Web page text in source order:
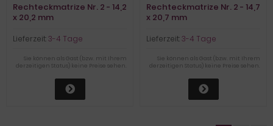
Rechteckmatrize Nr. 2 - 14,2
x 20,2 mm
Lieferzeit:3-4 Tage
Sie können als Gast (bzw. mit Ihrem
derzeitigen Status) keine Preise sehen.
Rechteckmatrize Nr. 2 - 14,7
x 20,7 mm
Lieferzeit:3-4 Tage
Sie können als Gast (bzw. mit Ihrem
derzeitigen Status) keine Preise sehen.